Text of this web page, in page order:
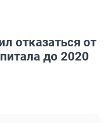
отказаться от
до 2020